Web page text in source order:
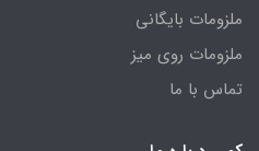
ملزومات بایگانی
ملزومات روی میز
تماس با ما